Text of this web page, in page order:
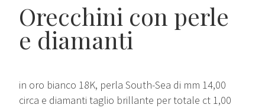
Orecchini con perle
e diamanti
in oro bianco 18K, perla South-Sea di mm 14,00
circa e diamanti taglio brillante per totale ct 1,00